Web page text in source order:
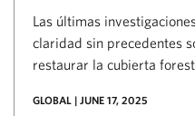
Las últimas
claridad sin precedentes
restaurar la cubierta
GLOBAL | JUNE 17, 2025